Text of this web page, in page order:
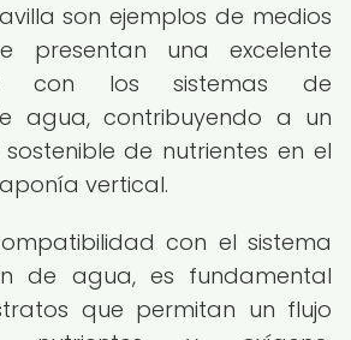
son ejemplos de medios
presentan una excelente
con los sistemas de
agua, contribuyendo a un
de nutrientes en el
vertical.
con el sistema
de agua, es fundamental
que permitan un flujo